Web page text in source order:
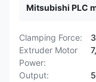
Mitsubishi PLC
Clamping Force:
Extruder Motor
Power:
Output: